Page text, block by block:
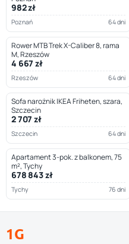
982 zł
Poznań 64 dni
Rower MTB Trek X-Caliber 8, rama
M, Rzeszów
4 667 zł
Rzeszów 64 dni
Sofa narożnik IKEA Friheten, szara,
Szczecin
2 707 zł
Szczecin 64 dni
Apartament 3-pok. z balkonem, 75
m², Tychy
678 843 zł
Tychy 76 dni
1G